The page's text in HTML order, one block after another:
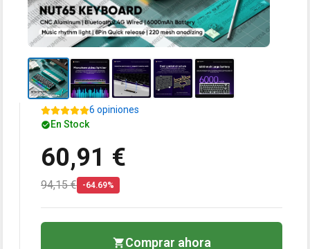
6 opiniones
En Stock
60,91 €
94,15 € -64.69%
Comprar ahora